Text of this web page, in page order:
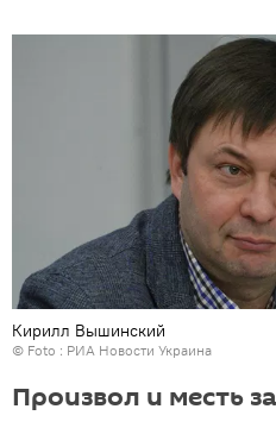
Кирилл Вышинский
© Foto : РИА Новости Украина
Произвол и месть